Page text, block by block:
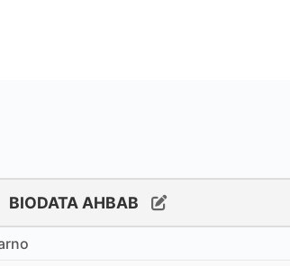
BIODATA AHBAB